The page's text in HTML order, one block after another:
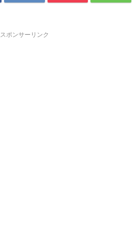
スポンサーリンク